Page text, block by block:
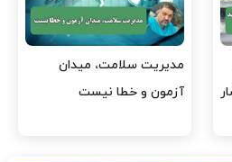
واردات دارو و کالاهای اساسی
باید در اولویت تخصیص ارز